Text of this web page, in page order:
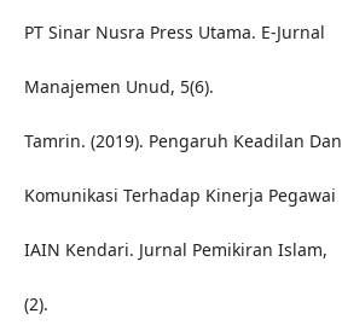
PT Sinar Nusra Press Utama. E-Jurnal
Manajemen Unud, 5(6).
Tamrin. (2019). Pengaruh Keadilan Dan
Komunikasi Terhadap Kinerja Pegawai
IAIN Kendari. Jurnal Pemikiran Islam,
(2).